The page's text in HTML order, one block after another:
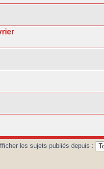
les sujets publiés depuis :